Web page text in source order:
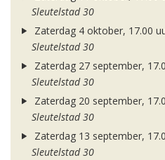
Sleutelstad 30
Zaterdag 4 oktober, 17.00
Sleutelstad 30
Zaterdag 27 september,
Sleutelstad 30
Zaterdag 20 september,
Sleutelstad 30
Zaterdag 13 september,
Sleutelstad 30